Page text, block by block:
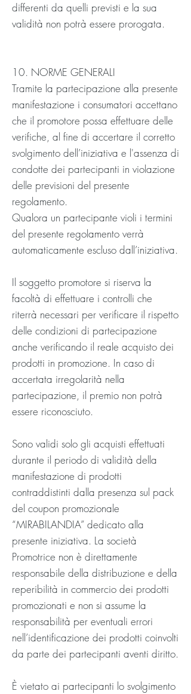
differenti da quelli previsti e la sua
validità non potrà essere prorogata.
10. NORME GENERALI
Tramite la partecipazione alla presente
manifestazione i consumatori accettano
che il promotore possa effettuare delle
verifiche, al fine di accertare il corretto
svolgimento dell’iniziativa e l'assenza di
condotte dei partecipanti in violazione
delle previsioni del presente
regolamento.
Qualora un partecipante violi i termini
del presente regolamento verrà
automaticamente escluso dall’iniziativa.
Il soggetto promotore si riserva la
facoltà di effettuare i controlli che
riterrà necessari per verificare il rispetto
delle condizioni di partecipazione
anche verificando il reale acquisto dei
prodotti in promozione. In caso di
accertata irregolarità nella
partecipazione, il premio non potrà
essere riconosciuto.
Sono validi solo gli acquisti effettuati
durante il periodo di validità della
manifestazione di prodotti
contraddistinti dalla presenza sul pack
del coupon promozionale
“MIRABILANDIA” dedicato alla
presente iniziativa. La società
Promotrice non è direttamente
responsabile della distribuzione e della
reperibilità in commercio dei prodotti
promozionati e non si assume la
responsabilità per eventuali errori
nell’identificazione dei prodotti coinvolti
da parte dei partecipanti aventi diritto.
È vietato ai partecipanti lo svolgimento